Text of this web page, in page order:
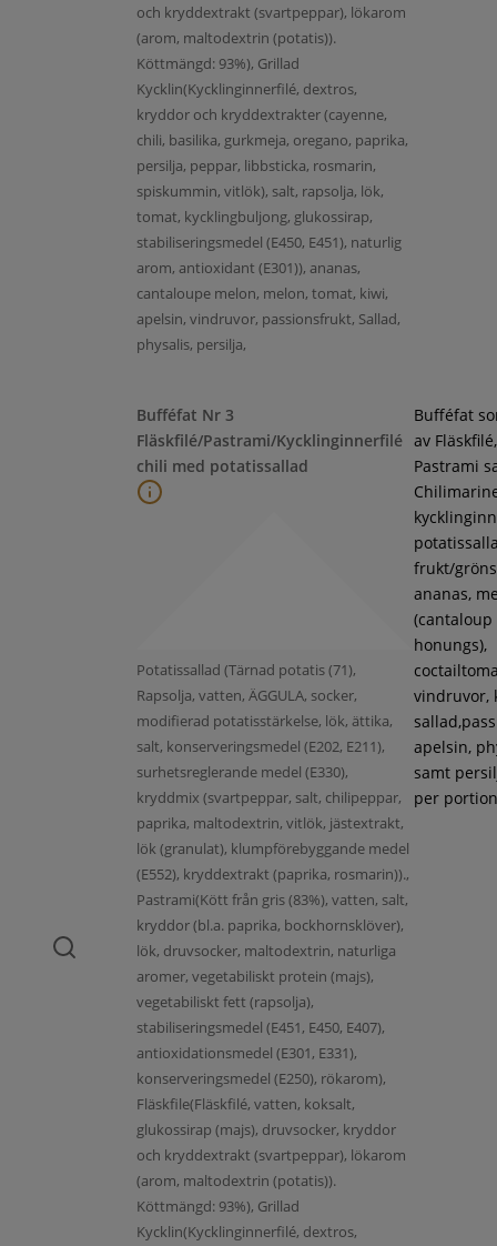
och kryddextrakt (svartpeppar), lökarom
(arom, maltodextrin (potatis)).
Köttmängd: 93%), Grillad
Kycklin(Kycklinginnerfilé, dextros,
kryddor och kryddextrakter (cayenne,
chili, basilika, gurkmeja, oregano, paprika,
persilja, peppar, libbsticka, rosmarin,
spiskummin, vitlök), salt, rapsolja, lök,
tomat, kycklingbuljong, glukossirap,
stabiliseringsmedel (E450, E451), naturlig
arom, antioxidant (E301)), ananas,
cantaloupe melon, melon, tomat, kiwi,
apelsin, vindruvor, passionsfrukt, Sallad,
physalis, persilja,
Bufféfat Nr 3
Fläskfilé/Pastrami/Kycklinginnerfilé
chili med potatissallad
Potatissallad (Tärnad potatis (71),
Rapsolja, vatten, ÄGGULA, socker,
modifierad potatisstärkelse, lök, ättika,
salt, konserveringsmedel (E202, E211),
surhetsreglerande medel (E330),
kryddmix (svartpeppar, salt, chilipeppar,
paprika, maltodextrin, vitlök, jästextrakt,
lök (granulat), klumpförebyggande medel
(E552), kryddextrakt (paprika, rosmarin)).,
Pastrami(Kött från gris (83%), vatten, salt,
kryddor (bl.a. paprika, bockhornsklöver),
lök, druvsocker, maltodextrin, naturliga
aromer, vegetabiliskt protein (majs),
vegetabiliskt fett (rapsolja),
stabiliseringsmedel (E451, E450, E407),
antioxidationsmedel (E301, E331),
konserveringsmedel (E250), rökarom),
Fläskfile(Fläskfilé, vatten, koksalt,
glukossirap (majs), druvsocker, kryddor
och kryddextrakt (svartpeppar), lökarom
(arom, maltodextrin (potatis)).
Köttmängd: 93%), Grillad
Kycklin(Kycklinginnerfilé, dextros,
Bufféfat
av Fläskfilé,
Pastrami
frukt/
ananas,
(cantaloup
honungs),
vindruvor,
apelsin,
samt
per